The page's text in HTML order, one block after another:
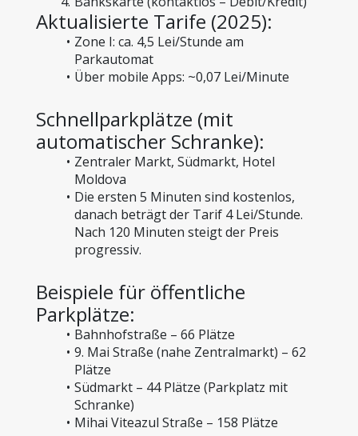
Aktualisierte Tarife (2025):
Zone I: ca. 4,5 Lei/Stunde am
Parkautomat
Über mobile Apps: ~0,07 Lei/Minute
Schnellparkplätze (mit
automatischer Schranke):
Zentraler Markt, Südmarkt, Hotel
Moldova
Die ersten 5 Minuten sind kostenlos,
danach beträgt der Tarif 4 Lei/Stunde.
Nach 120 Minuten steigt der Preis
progressiv.
Beispiele für öffentliche
Parkplätze:
Bahnhofstraße – 66 Plätze
9. Mai Straße (nahe Zentralmarkt) – 62
Plätze
Südmarkt – 44 Plätze (Parkplatz mit
Schranke)
Mihai Viteazul Straße – 158 Plätze